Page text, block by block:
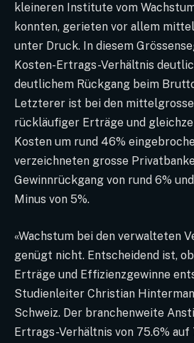
kleineren Institute vom
konnten, gerieten vor allem
unter Druck. In diesem
Kosten-Ertrags-Verhältnis
deutlichem Rückgang beim
Letzterer ist bei den
rückläufiger Erträge und
Kosten um rund 46%
verzeichneten grosse
Gewinnrückgang von rund 6%
Minus von 5%.
«Wachstum bei den verwalteten
genügt nicht. Entscheidend ist,
Erträge und Effizienzgewinne
Studienleiter Christian
Schweiz. Der branchenweite
Ertrags-Verhältnis von 75.6% auf